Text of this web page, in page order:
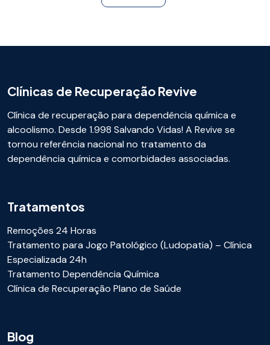
Clínicas de Recuperação Revive
Clínica de recuperação para dependência química e
alcoolismo. Desde 1.998 Salvando Vidas! A Revive se
tornou referência nacional no tratamento da
dependência química e comorbidades associadas.
Tratamentos
Remoções 24 Horas
Tratamento para Jogo Patológico (Ludopatia) – Clínica
Especializada 24h
Tratamento Dependência Química
Clínica de Recuperação Plano de Saúde
Blog